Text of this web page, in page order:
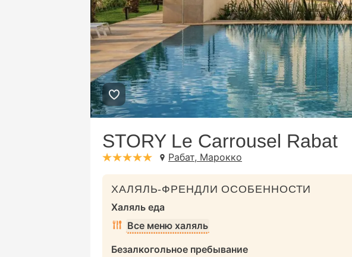
STORY Le Carrousel Rabat
stars: 5Рабат, Марокко
ХАЛЯЛЬ-ФРЕНДЛИ ОСОБЕННОСТИ
Халяль еда
Все меню халяль
Безалкогольное пребывание